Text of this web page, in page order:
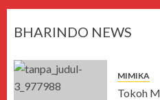
BHARINDO NEWS
MIMIKA
Tokoh